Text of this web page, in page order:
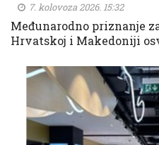
7. kolovoza 2026. 15:32
Međunarodno priznanje
Hrvatskoj i Makedoniji